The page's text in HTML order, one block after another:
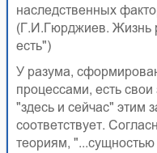
наследственных
(Г.И.Гюрджиев. Жизнь
есть")
У разума,
процессами, есть
"здесь и сейчас" этим
соответствует.
теориям,